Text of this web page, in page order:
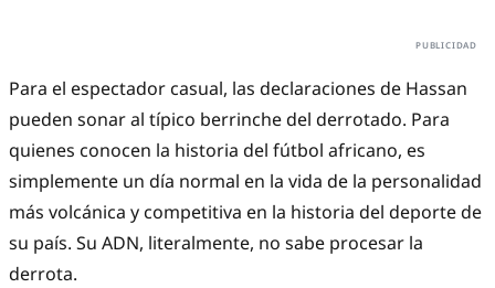
Para el espectador casual, las declaraciones de Hassan
pueden sonar al típico berrinche del derrotado. Para
quienes conocen la historia del fútbol africano, es
simplemente un día normal en la vida de la personalidad
más volcánica y competitiva en la historia del deporte de
su país. Su ADN, literalmente, no sabe procesar la
derrota.